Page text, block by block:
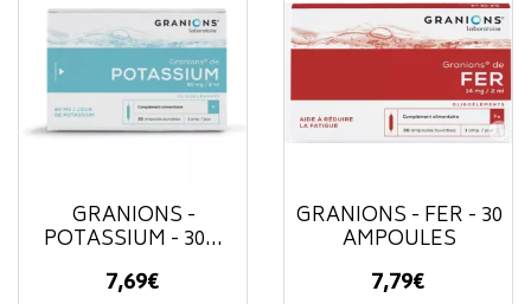
GRANIONS -
POTASSIUM - 30...
7,69€
GRANIONS - FER - 30
AMPOULES
7,79€